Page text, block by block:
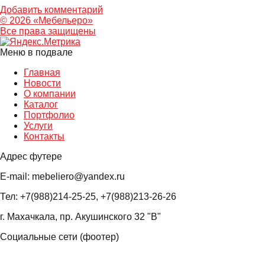
Добавить комментарий
© 2026 «Мебельеро»
Bce права защищены
Меню в подвале
Главная
Новости
О компании
Каталог
Портфолио
Услуги
Контакты
Адрес футере
E-mail: mebeliero@yandex.ru
Тел: +7(988)214-25-25, +7(988)213-26-26
г. Махачкала, пр. Акушинского 32 "В"
Социальные сети (фоотер)